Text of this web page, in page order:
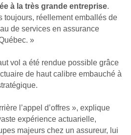
à la très grande entreprise.
toujours, réellement emballés de
de services en assurance
»
vol a été rendue possible grâce
de haut calibre embauché à
l’appel d’offres », expli­que
expérience actuarielle,
majeurs chez un assureur, lui